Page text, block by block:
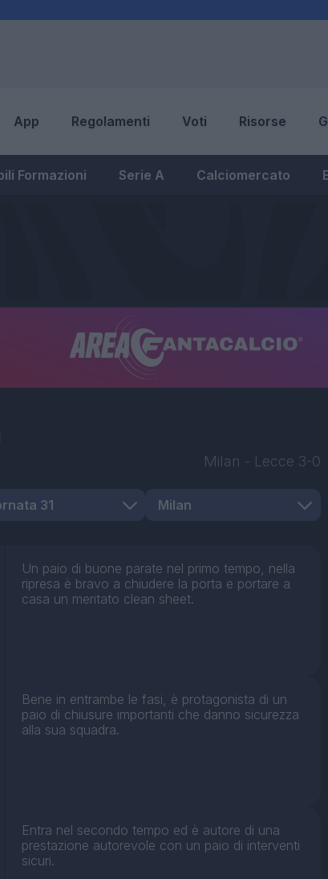
App Regolamenti Voti Risorse
Formazioni Serie A Calciomercato
Milan - Lecce 3-0
Un paio di buone parate nel primo tempo, nella
ripresa è bravo a chiudere la porta e portare a
casa un meritato clean sheet.
Bene in entrambe le fasi, è protagonista di un
paio di chiusure importanti che danno sicurezza
alla sua squadra.
Entra nel secondo tempo ed è autore di una
prestazione autorevole con un paio di interventi
sicuri.